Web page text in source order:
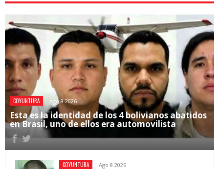
COYUNTURA Ago 8 2026
Esta es la identidad de los 4 bolivianos abatidos
en Brasil, uno de ellos era automovilista
COYUNTURA Ago 8 2026